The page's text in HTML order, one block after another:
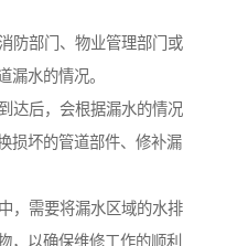
防部门、物业管理部门或
漏水的情况。
达后，会根据漏水的情况
损坏的管道部件、修补漏
，需要将漏水区域的水排
，以确保维修工作的顺利